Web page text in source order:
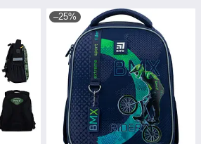
–25%